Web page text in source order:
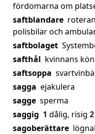
fördomarna om
saftblandare
polisbilar och
saftbolaget
safthål kvinnans
saftsoppa
sagga ejakulera
sagge sperma
saggig 1 dålig, risig 2
sagoberättare